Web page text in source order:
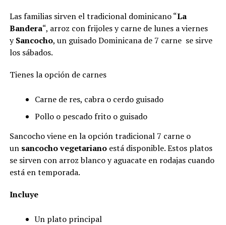
Las familias sirven el tradicional dominicano “La
Bandera“, arroz con frijoles y carne de lunes a viernes
ySancocho, un guisado Dominicana de 7 carne se sirve
los sábados.
Tienes la opción de carnes
Carne de res, cabra o cerdo guisado
Pollo o pescado frito o guisado
Sancocho viene en la opción tradicional 7 carne o
un sancocho vegetarianoestá disponible. Estos platos
se sirven con arroz blanco y aguacate en rodajas cuando
está en temporada.
Incluye
Un plato principal